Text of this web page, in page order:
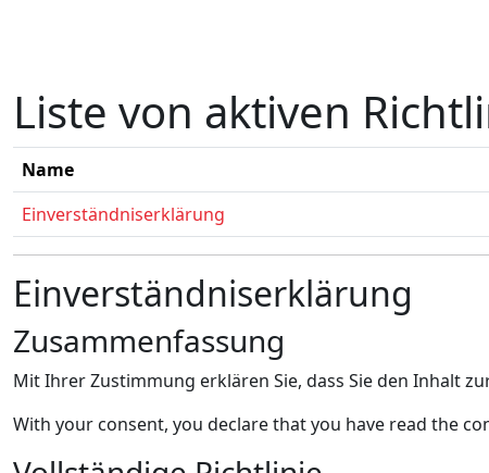
Liste von aktiven
Name
Einverständniserklärung
Einverständniserklärung
Zusammenfassung
Mit Ihrer Zustimmung erklären Sie, dass Sie den Inhalt
With your consent, you declare that you have read the